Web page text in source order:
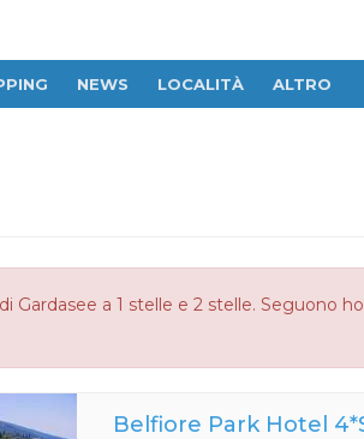
NEWS LOCALITÀ ALTRO
Gardasee a 1 stelle e 2 stelle. Seguono
Belfiore Park Hotel